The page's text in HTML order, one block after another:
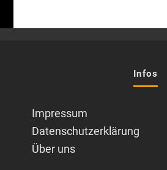
Infos
Impressum
Datenschutzerklärung
Über uns